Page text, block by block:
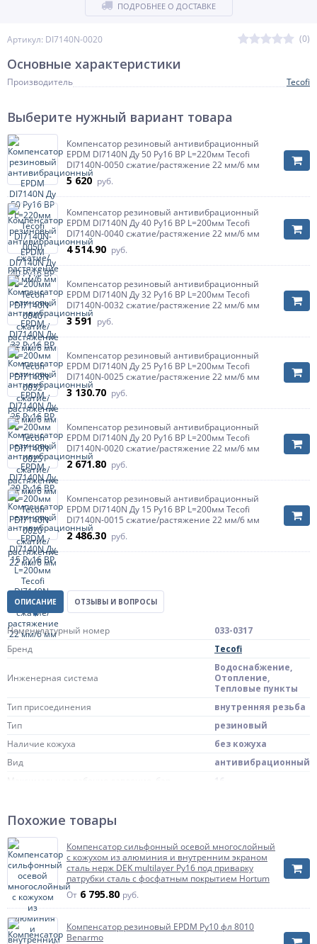
Артикул: DI7140N-0020 (0)
ПОДРОБНЕЕ О ДОСТАВКЕ
Основные характеристики
Производитель Tecofi
Выберите нужный вариант товара
Компенсатор резиновый антивибрационный
EPDM DI7140N Ду 50 Ру16 ВР L=220мм Tecofi
DI7140N-0050 сжатие/растяжение 22 мм/6 мм
5 620 руб.
Компенсатор резиновый антивибрационный
EPDM DI7140N Ду 40 Ру16 ВР L=200мм Tecofi
DI7140N-0040 сжатие/растяжение 22 мм/6 мм
4 514.90 руб.
Компенсатор резиновый антивибрационный
EPDM DI7140N Ду 32 Ру16 ВР L=200мм Tecofi
DI7140N-0032 сжатие/растяжение 22 мм/6 мм
3 591 руб.
Компенсатор резиновый антивибрационный
EPDM DI7140N Ду 25 Ру16 ВР L=200мм Tecofi
DI7140N-0025 сжатие/растяжение 22 мм/6 мм
3 130.70 руб.
Компенсатор резиновый антивибрационный
EPDM DI7140N Ду 20 Ру16 ВР L=200мм Tecofi
DI7140N-0020 сжатие/растяжение 22 мм/6 мм
2 671.80 руб.
Компенсатор резиновый антивибрационный
EPDM DI7140N Ду 15 Ру16 ВР L=200мм Tecofi
DI7140N-0015 сжатие/растяжение 22 мм/6 мм
2 486.30 руб.
ОПИСАНИЕ ОТЗЫВЫ И ВОПРОСЫ
Номенклатурный номер
033-0317
Бренд
Tecofi
Инженерная система
Водоснабжение,
Отопление,
Тепловые пункты
Тип присоединения
внутренняя резьба
Тип
резиновый
Наличие кожуха
без кожуха
Вид
антивибрационный
Максимальное рабочие давление, бар
Страна происхождения
Штрих-код на одну ТМЦ
Компенсаторы
предназначены для
предотвращения
передачи
вибраций по
возникающих при
работе насоса или
Похожие товары
Компенсатор сильфонный осевой многослойный
с кожухом из алюминия и внутренним экраном
сталь нерж DEK multilayer Ру16 под приварку
патрубки сталь с фосфатным покрытием Hortum
От 6 795.80 руб.
Компенсатор резиновый EPDM Ру10 фл 8010
Benarmo